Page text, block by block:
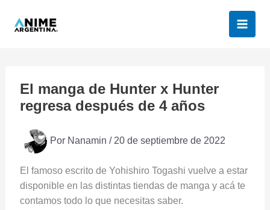
El manga de Hunter x Hunter
regresa después de 4 años
Por Nanamin / 20 de septiembre de 2022
El famoso escrito de Yohishiro Togashi vuelve a estar
disponible en las distintas tiendas de manga y acá te
contamos todo lo que necesitas saber.